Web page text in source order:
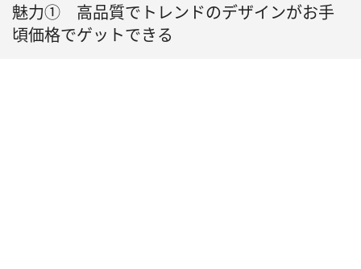
魅力① 高品質でトレンドのデザインがお手
頃価格でゲットできる